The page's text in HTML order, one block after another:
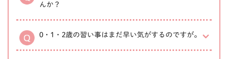
んか？
0・1・2歳の習い事はまだ早い気がするのですが。